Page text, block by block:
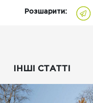
Розшарити:
ІНШІ СТАТТІ